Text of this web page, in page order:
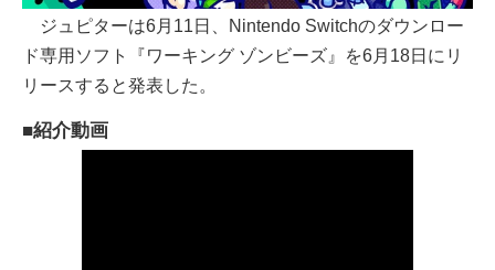
ジュピターは6月11日、Nintendo Switchのダウンロー
ド専用ソフト『ワーキング ゾンビーズ』を6月18日にリ
リースすると発表した。
■紹介動画